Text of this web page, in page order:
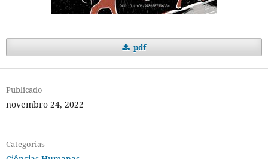
pdf
Publicado
novembro 24, 2022
Categorias